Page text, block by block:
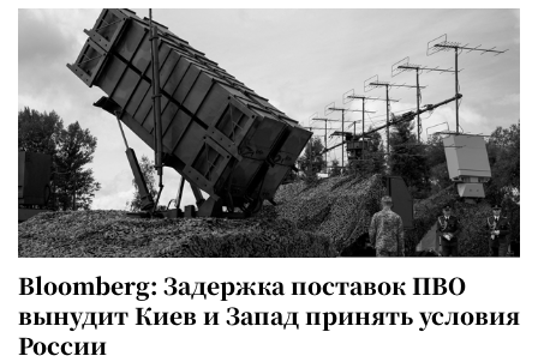
Bloomberg: Задержка поставок ПВО
вынудит Киев и Запад принять условия
России